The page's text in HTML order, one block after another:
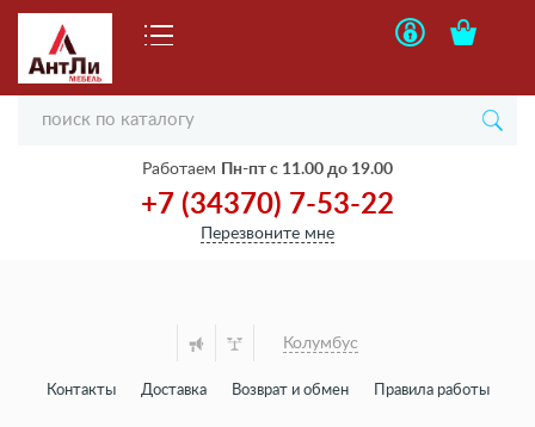
Работаем Пн-пт с 11.00 до 19.00
+7 (34370) 7-53-22
Перезвоните мне
Колумбус
Контакты Доставка Возврат и обмен Правила работы